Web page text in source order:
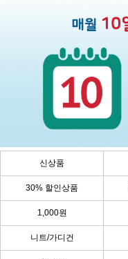
신상품
30% 할인상품
1,000원
니트/가디건